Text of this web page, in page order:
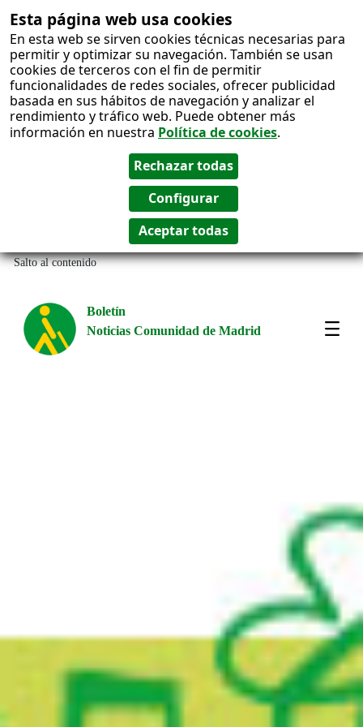
Esta página web usa cookies
En esta web se sirven cookies técnicas necesarias para
permitir y optimizar su navegación. También se usan
cookies de terceros con el fin de permitir
funcionalidades de redes sociales, ofrecer publicidad
basada en sus hábitos de navegación y analizar el
rendimiento y tráfico web. Puede obtener más
información en nuestra Política de cookies.
Salto al contenido
Boletín
Noticias Comunidad de Madrid